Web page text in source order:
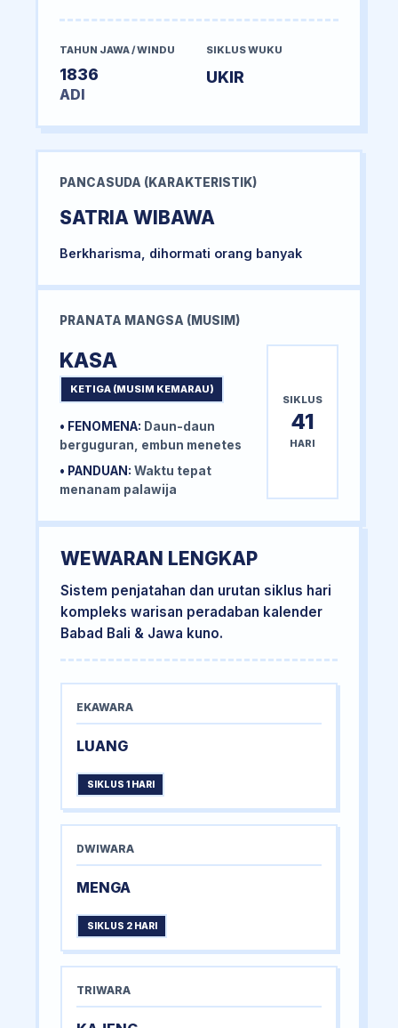
TAHUN JAWA / WINDU
1836
ADI
SIKLUS WUKU
UKIR
PANCASUDA (KARAKTERISTIK)
SATRIA WIBAWA
Berkharisma, dihormati orang banyak
PRANATA MANGSA (MUSIM)
KASA
KETIGA (MUSIM KEMARAU)
• FENOMENA: Daun-daun
berguguran, embun menetes
• PANDUAN: Waktu tepat
menanam palawija
SIKLUS
41
HARI
WEWARAN LENGKAP
Sistem penjatahan dan urutan siklus hari
kompleks warisan peradaban kalender
Babad Bali & Jawa kuno.
EKAWARA
LUANG
SIKLUS 1 HARI
DWIWARA
MENGA
SIKLUS 2 HARI
TRIWARA